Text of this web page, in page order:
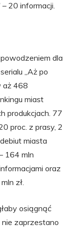
20 informacji.
dla
„Aż po
aż 468
miast
produkcjach. 77
proc. z prasy, 2
miasta
164 mln
oraz
zł.
osiągnąć
zaprzestano